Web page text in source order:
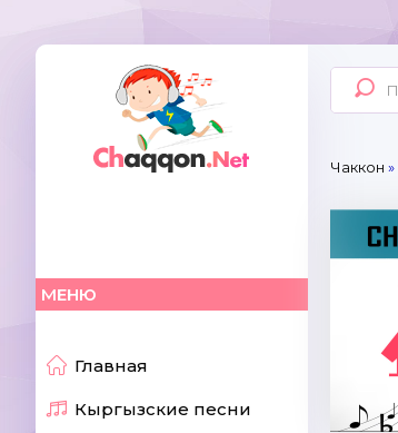
МЕНЮ
Главная
Кыргызские песни
Чаккон »